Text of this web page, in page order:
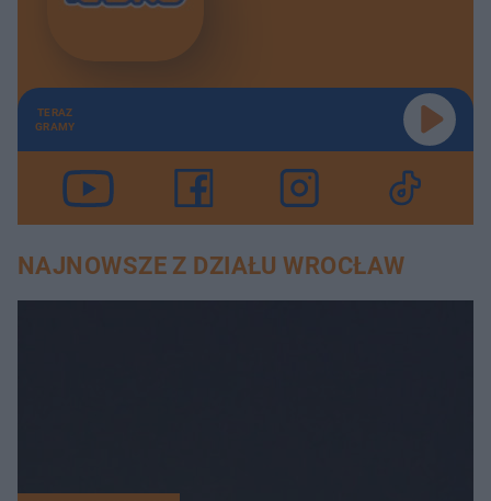
TERAZ
GRAMY
NAJNOWSZE Z DZIAŁU WROCŁAW